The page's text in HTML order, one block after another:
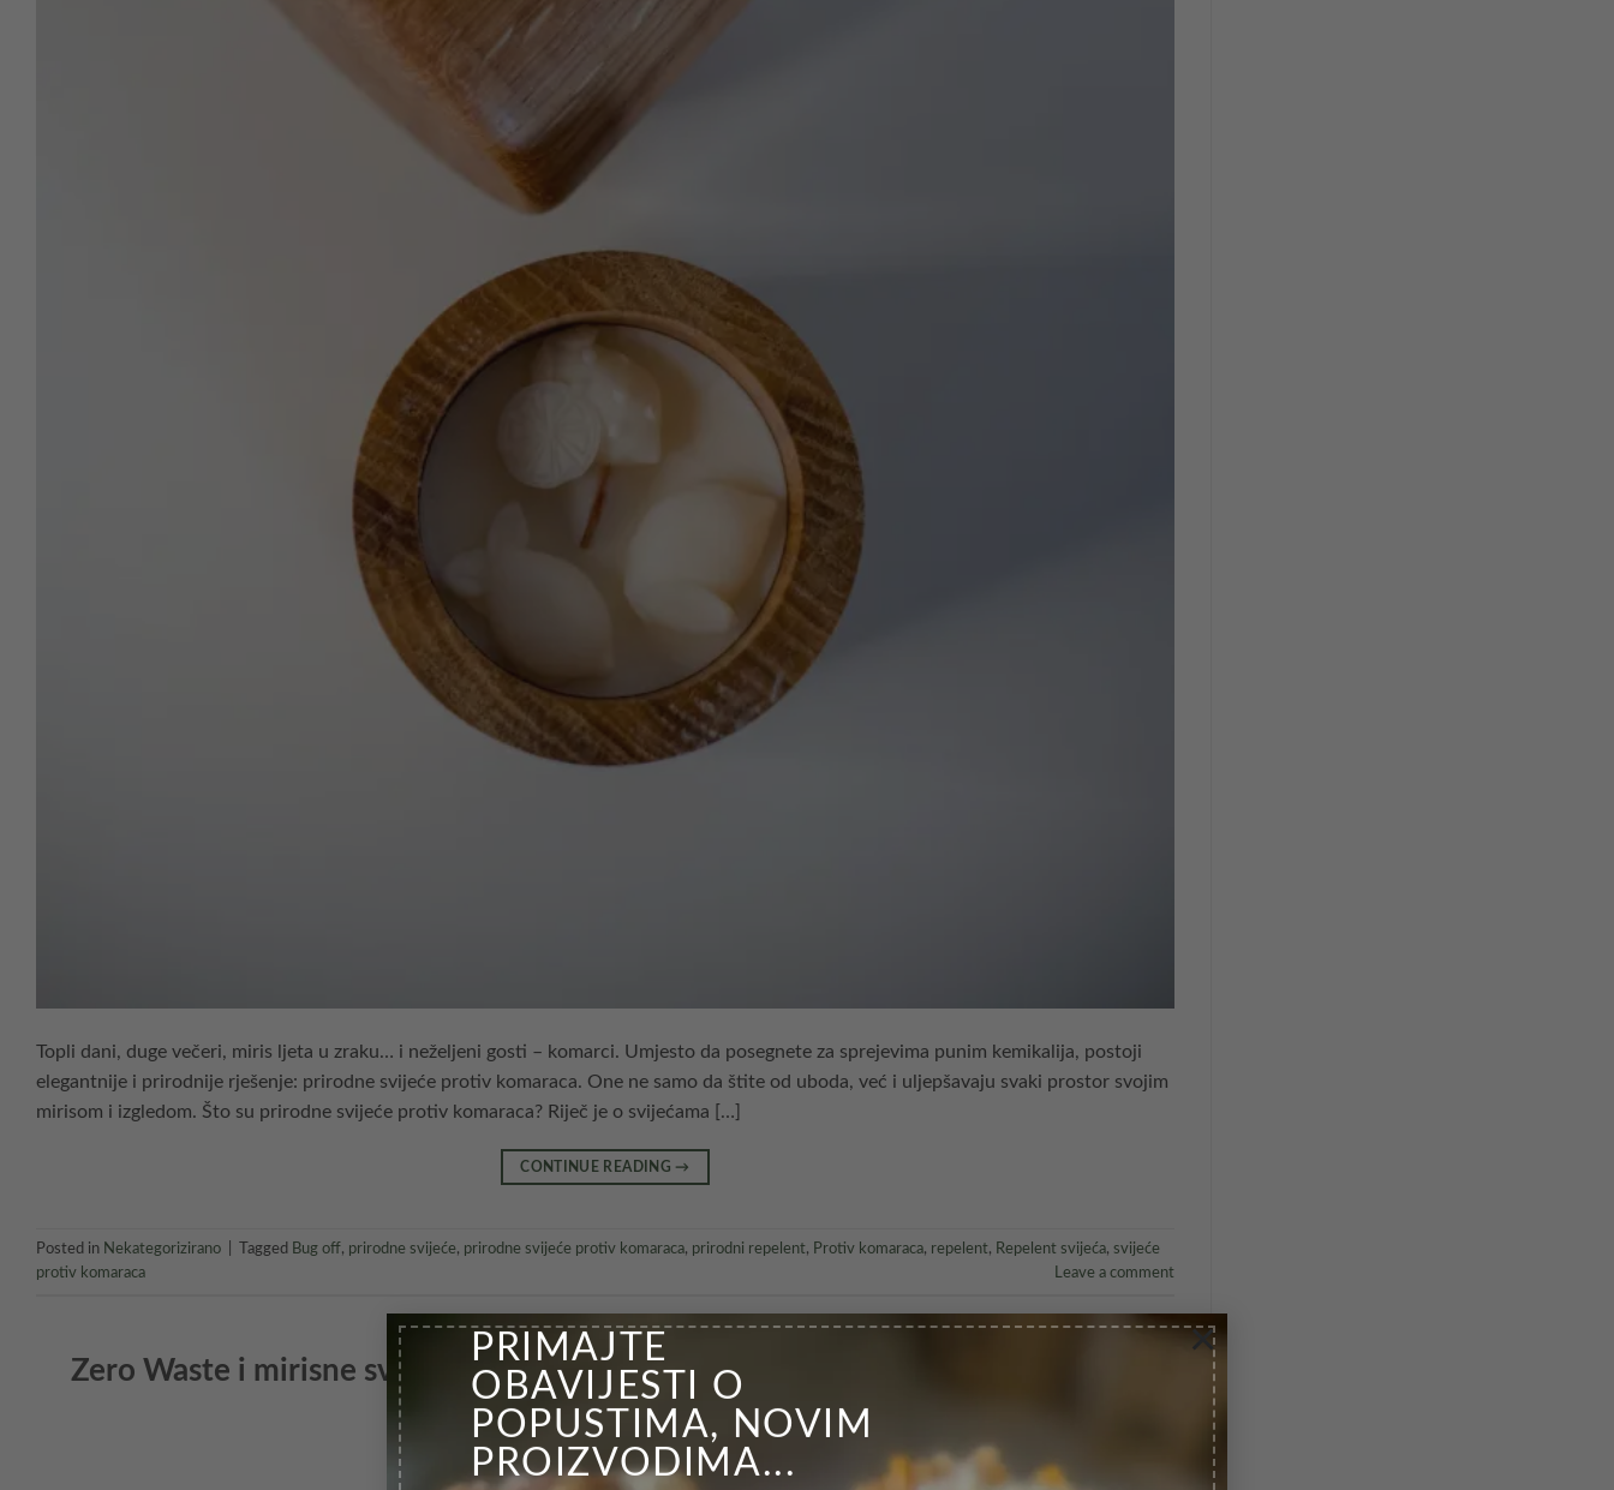
PRIMAJTE
OBAVIJESTI O
POPUSTIMA, NOVIM
PROIZVODIMA...
×
Topli dani, duge večeri, miris ljeta u zraku… i neželjeni gosti – komarci. Umjesto da posegnete za sprejevima punim kemikalija, postoji
elegantnije i prirodnije rješenje: prirodne svijeće protiv komaraca. One ne samo da štite od uboda, već i uljepšavaju svaki prostor svojim
mirisom i izgledom. Što su prirodne svijeće protiv komaraca? Riječ je o svijećama […]
CONTINUE READING →
Posted in Nekategorizirano Tagged Bug off, prirodne svijeće, prirodne svijeće protiv komaraca, prirodni repelent, Protiv komaraca, repelent, Repelent svijeća, svijeće
protiv komaraca
Leave a comment
NEKATEGORIZIRANO
Zero Waste i mirisne svijeće: Kako našim proizvodima doprinosite održivom i
ekološkom životu
OBJAVLJENO NA BY